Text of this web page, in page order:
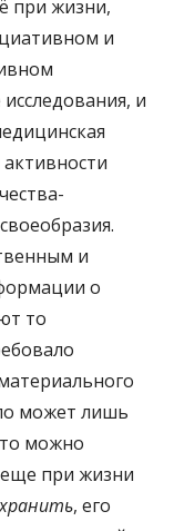
при жизни,
и
и
и
о
то
может лишь
можно
еще при жизни
хранить, его